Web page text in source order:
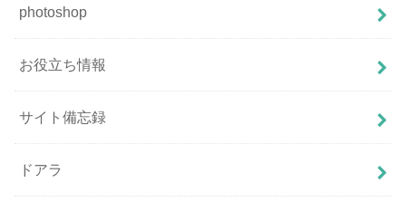
photoshop
お役立ち情報
サイト備忘録
ドアラ